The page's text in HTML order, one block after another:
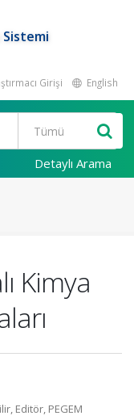
Girişi English
Detaylı Arama
Kimya
Editör, PEGEM